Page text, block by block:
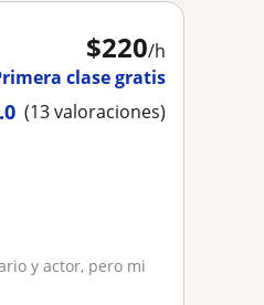
$220/h
clase gratis
(13 valoraciones)
y actor, pero mi